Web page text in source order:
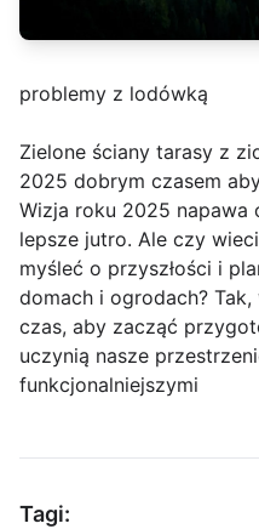
problemy z lodówką
Zielone ściany tarasy z
2025 dobrym czasem
Wizja roku 2025 napawa
lepsze jutro. Ale czy
myśleć o przyszłości i
domach i ogrodach?
czas, aby zacząć
uczynią nasze
funkcjonalniejszymi
Tagi: